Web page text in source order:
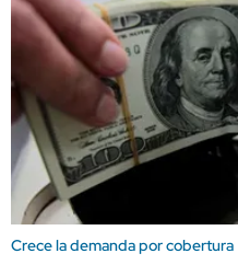
Crece la demanda por cobertura